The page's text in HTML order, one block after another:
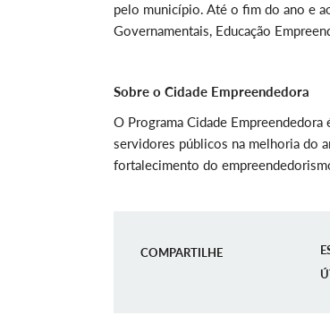
pelo município. Até o fim do ano e
Governamentais, Educação
Sobre o Cidade Empreendedora
O Programa Cidade
servidores públicos na melhoria do
fortalecimento do
COMPARTILHE